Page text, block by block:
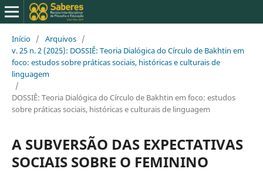
Início / Arquivos /
v. 25 n. 2 (2025): DOSSIÊ: Teoria Dialógica do Círculo de Bakhtin em
foco: estudos sobre práticas sociais, históricas e culturais de
linguagem
/
DOSSIÊ: Teoria Dialógica do Círculo de Bakhtin em foco: estudos
sobre práticas sociais, históricas e culturais de linguagem
A SUBVERSÃO DAS EXPECTATIVAS
SOCIAIS SOBRE O FEMININO